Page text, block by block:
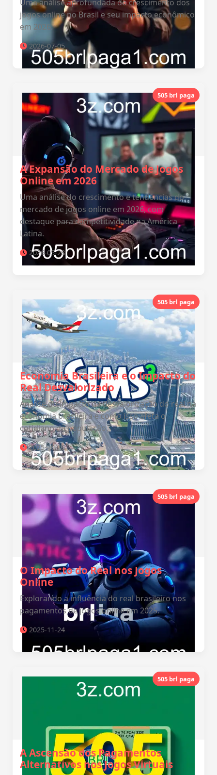
Uma análise aprofundada do crescimento dos
jogos online no Brasil e seu impacto econômico
em 2026.
2026-07-05
505 brl paga
A Expansão do Mercado de Jogos
Online em 2026
Uma análise do crescimento e tendências do
mercado de jogos online em 2026, com
destaque para competitividade na América
Latina.
2026-05-28
505 brl paga
Economia Brasileira e o Impacto do
Real Desvalorizado
Análise do impacto da desvalorização do real na
economia brasileira e como isso afeta o
cotidiano da população.
2025-10-13
505 brl paga
O Impacto do Real nos Jogos
Online
Explorando a influência do real brasileiro nos
pagamentos de jogos online em 2025.
2025-11-24
505 brl paga
A Ascensão dos Pagamentos
Alternativos nos Jogos Virtuais